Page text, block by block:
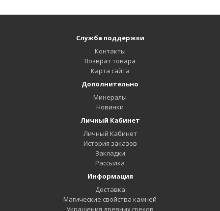
Служба поддержки
Контакты
Возврат товара
Карта сайта
Дополнительно
Минералы
Новинки
Личный Кабинет
Личный Кабинет
История заказов
Закладки
Рассылка
Информация
Доставка
Магические свойства камней
Украшения древних греков